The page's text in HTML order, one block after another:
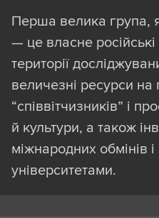
громадські діячі,
підтримують Росію).
Другий поділ —
політики, медіа,
експертні
парафії РПЦ
його сателітів.
Перша велика група,
— це власне російські
території
величезні ресурси на
“співвітчизників” і
й культури, а також
міжнародних обмінів і
університетами.